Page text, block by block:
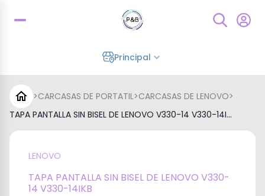
Principal
>CARCASAS DE PORTATIL>CARCASAS DE LENOVO>
TAPA PANTALLA SIN BISEL DE LENOVO V330-14 V330-14I...
LENOVO
TAPA PANTALLA SIN BISEL DE LENOVO V330-
14 V330-14IKB